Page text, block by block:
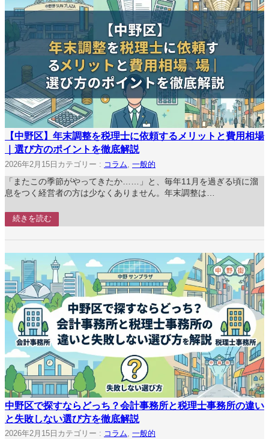
【中野区】年末調整を税理士に依頼するメリットと費用相場
｜選び方のポイントを徹底解説
2026年2月15日 カテゴリー : コラム 一般的
「またこの季節がやってきたか……」と、毎年11月を過ぎる頃に溜
息をつく経営者の方は少なくありません。年末調整は…
続きを読む
中野区で探すならどっち？会計事務所と税理士事務所の違い
と失敗しない選び方を徹底解説
2026年2月15日 カテゴリー : コラム, 一般的